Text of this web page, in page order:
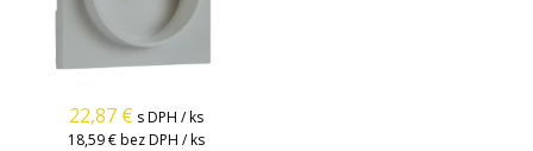
22,87 € s DPH / ks
18,59 €bez DPH / ks